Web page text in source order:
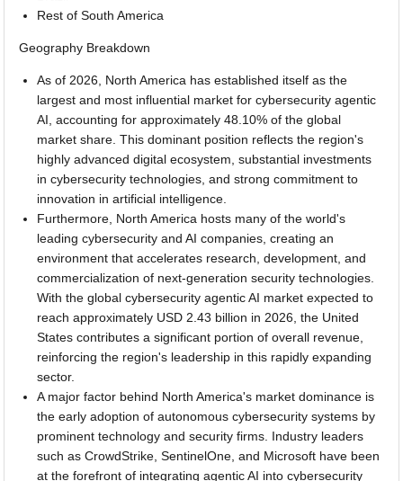
Rest of South America
Geography Breakdown
As of 2026, North America has established itself as the
largest and most influential market for cybersecurity agentic
AI, accounting for approximately 48.10% of the global
market share. This dominant position reflects the region's
highly advanced digital ecosystem, substantial investments
in cybersecurity technologies, and strong commitment to
innovation in artificial intelligence.
Furthermore, North America hosts many of the world's
leading cybersecurity and AI companies, creating an
environment that accelerates research, development, and
commercialization of next-generation security technologies.
With the global cybersecurity agentic AI market expected to
reach approximately USD 2.43 billion in 2026, the United
States contributes a significant portion of overall revenue,
reinforcing the region's leadership in this rapidly expanding
sector.
A major factor behind North America's market dominance is
the early adoption of autonomous cybersecurity systems by
prominent technology and security firms. Industry leaders
such as CrowdStrike, SentinelOne, and Microsoft have been
at the forefront of integrating agentic AI into cybersecurity